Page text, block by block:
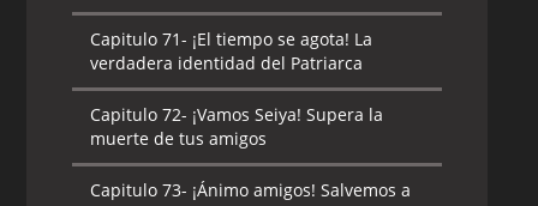
Capitulo 71- ¡El tiempo se agota! La
verdadera identidad del Patriarca
Capitulo 72- ¡Vamos Seiya! Supera la
muerte de tus amigos
Capitulo 73- ¡Ánimo amigos! Salvemos a